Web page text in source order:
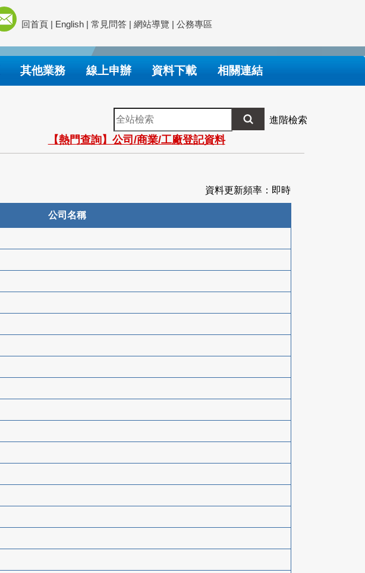
回首頁 | English | 常見問答 | 網站導覽 | 公務專區
其他業務 線上申辦 資料下載 相關連結
全
站
檢
索
進階檢索
【熱門查詢】公司/商業/工廠登記資料
資料更新頻率：即時
公司名稱